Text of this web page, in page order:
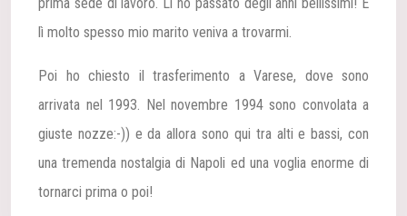
lì molto spesso mio marito veniva a trovarmi.
Poi ho chiesto il trasferimento a Varese, dove sono
arrivata nel 1993. Nel novembre 1994 sono convolata a
giuste nozze:-)) e da allora sono qui tra alti e bassi, con
una tremenda nostalgia di Napoli ed una voglia enorme di
tornarci prima o poi!